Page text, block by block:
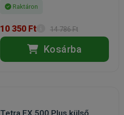
Raktáron
10 350 Ft 14 786 Ft
Kosárba